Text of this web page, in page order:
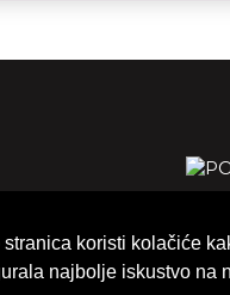
stranica koristi kolačiće
najbolje iskustvo na